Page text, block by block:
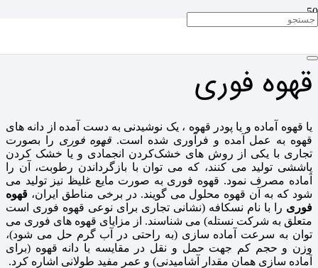
قهوه فوری
یا قهوه آماده و یا پودر قهوه ، یک نوشیدنی به دست آمده از دانه های
قهوه به عمل آمده و فرآوری شده است. قهوه فوری را بصورت
تجاری با یکی از روش های خشک‌کردن انجمادی و یا خشک کردن
پاششی تولید می کنند، که می توان با بازگرداندن رطوبت، آن را
آماده مصرف نمود. قهوه فوری به صورت مایع غلیظ نیز تولید می
شود که به آن قهوه محلول می گویند. در برخی مناطق ایران، قهوه
فوری را با نام نسکافه (نشانی تجاری برای نوعی قهوه فوری است
متعلق به شرکت نستله) می شناسند. از مزایای قهوه های فوری می
توان به سرعت آماده سازی (به راحتی در آب گرم حل می شود)،
وزن و حجم کم جهت حمل و نقل در مقایسه با دانه قهوه (برای
آماده سازی همان مقدار آشامیدنی) و عمر مفید طولانی اشاره کرد.